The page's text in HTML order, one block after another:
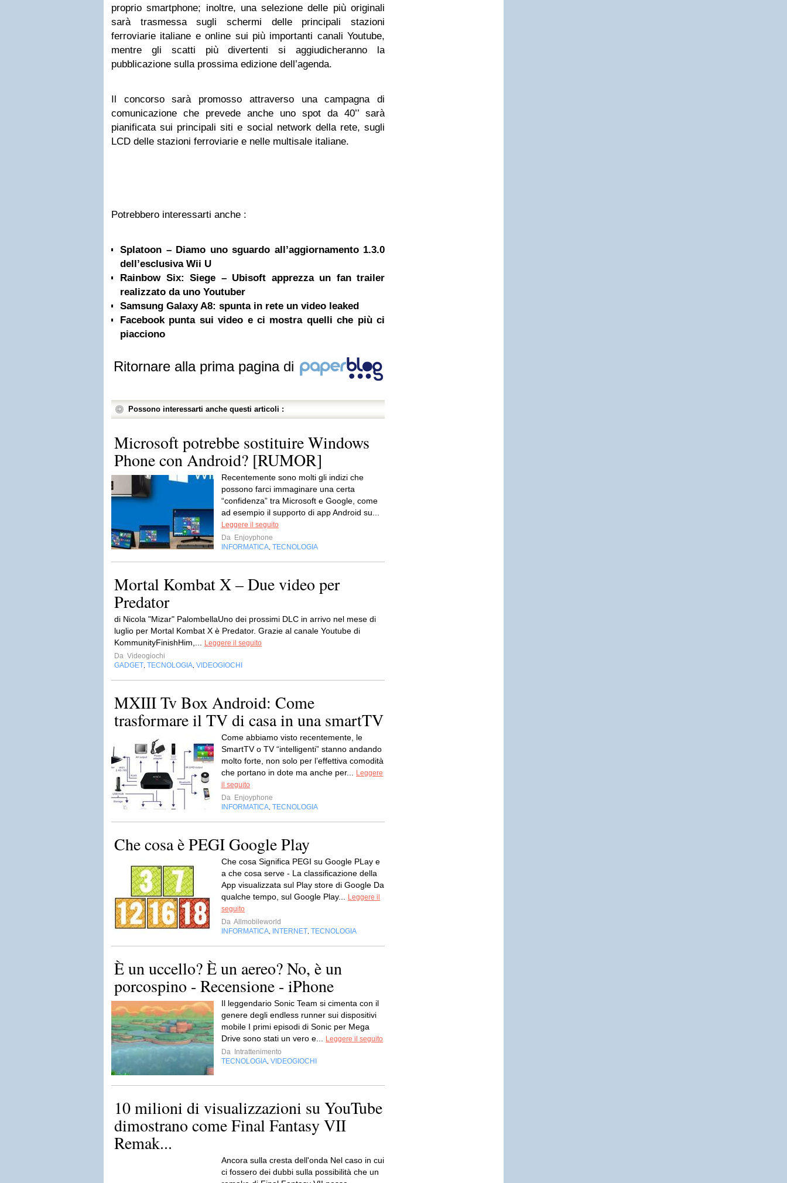
proprio smartphone; inoltre, una selezione delle più originali
sarà trasmessa sugli schermi delle principali stazioni
ferroviarie italiane e online sui più importanti canali Youtube,
mentre gli scatti più divertenti si aggiudicheranno la
pubblicazione sulla prossima edizione dell’agenda.
Il concorso sarà promosso attraverso una campagna di
comunicazione che prevede anche uno spot da 40’’ sarà
pianificata sui principali siti e social network della rete, sugli
LCD delle stazioni ferroviarie e nelle multisale italiane.
Potrebbero interessarti anche :
Splatoon – Diamo uno sguardo all’aggiornamento 1.3.0
dell’esclusiva Wii U
Rainbow Six: Siege – Ubisoft apprezza un fan trailer
realizzato da uno Youtuber
Samsung Galaxy A8: spunta in rete un video leaked
Facebook punta sui video e ci mostra quelli che più ci
piacciono
Ritornare alla prima pagina di
Possono interessarti anche questi articoli :
Microsoft potrebbe sostituire Windows
Phone con Android? [RUMOR]
Recentemente sono molti gli indizi che
possono farci immaginare una certa
“confidenza” tra Microsoft e Google, come
ad esempio il supporto di app Android su...
Leggere il seguito
Da Enjoyphone
INFORMATICA TECNOLOGIA
Mortal Kombat X – Due video per
Predator
di Nicola "Mizar" PalombellaUno dei prossimi DLC in arrivo nel mese di
luglio per Mortal Kombat X è Predator. Grazie al canale Youtube di
KommunityFinishHim,...
Leggere il seguito
Da Videogiochi
GADGET TECNOLOGIA VIDEOGIOCHI
MXIII Tv Box Android: Come
trasformare il TV di casa in una smartTV
Come abbiamo visto recentemente, le
SmartTV o TV “intelligenti” stanno andando
molto forte, non solo per l’effettiva comodità
che portano in dote ma anche per...
Leggere
il seguito
Da Enjoyphone
INFORMATICA TECNOLOGIA
Che cosa è PEGI Google Play
Che cosa Significa PEGI su Google PLay e
a che cosa serve - La classificazione della
App visualizzata sul Play store di Google Da
qualche tempo, sul Google Play...
Leggere il
seguito
Da Allmobileworld
INFORMATICA
INTERNET TECNOLOGIA
È un uccello? È un aereo? No, è un
porcospino - Recensione - iPhone
Il leggendario Sonic Team si cimenta con il
genere degli endless runner sui dispositivi
mobile I primi episodi di Sonic per Mega
Drive sono stati un vero e...
Leggere il seguito
Da
Intrattenimento
TECNOLOGIA VIDEOGIOCHI
10 milioni di visualizzazioni su YouTube
dimostrano come Final Fantasy VII
Remak...
Ancora sulla cresta dell'onda Nel caso in cui
ci fossero dei dubbi sulla possibilità che un